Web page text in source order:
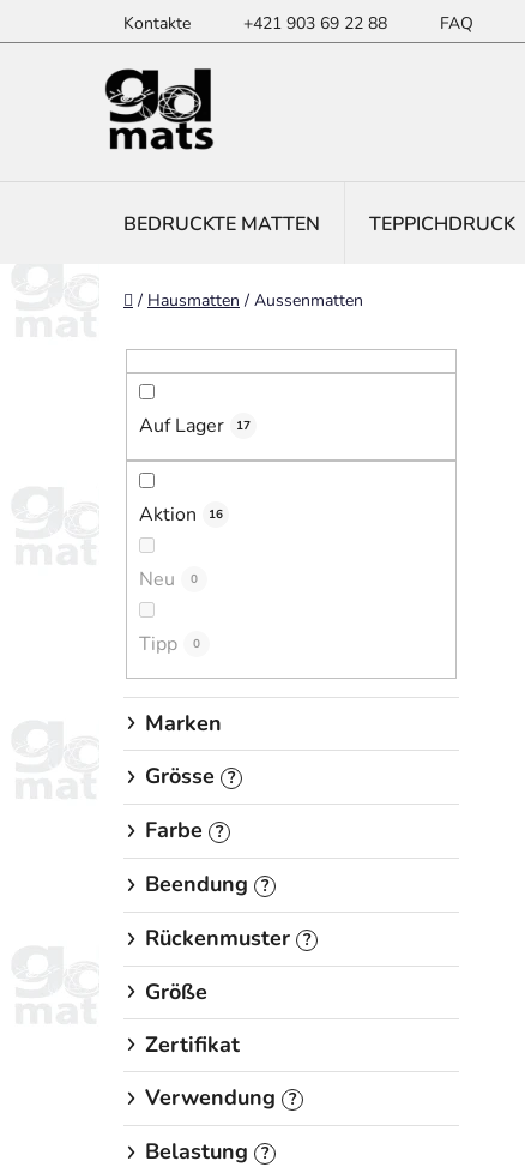
Inhalt
Kontakte +421 903 69 22 88 FAQ
BEDRUCKTE MATTEN TEPPICHDRUCK
Startseite
/ Hausmatten / Aussenmatten
Auf Lager 17
Aktion 16
Neu 0
Tipp 0
Marken
Grösse
?
Farbe ?
Beendung ?
Rückenmuster ?
Größe
Zertifikat
Verwendung
?
Belastung ?